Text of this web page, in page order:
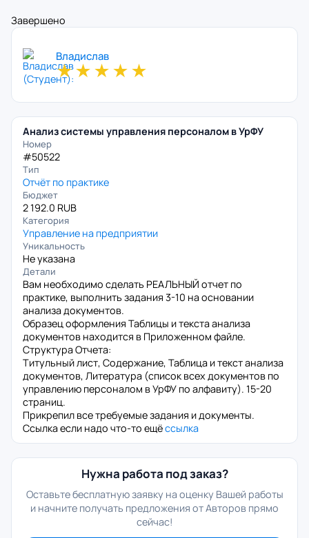
Завершено
Владислав
★★★★★
Анализ системы управления персоналом в УрФУ
Номер
#50522
Тип
Отчёт по практике
Бюджет
2 192.0 RUB
Категория
Управление на предприятии
Уникальность
Не указана
Детали
Вам необходимо сделать РЕАЛЬНЫЙ отчет по
практике, выполнить задания 3-10 на основании
анализа документов.
Образец оформления Таблицы и текста анализа
документов находится в Приложенном файле.
Структура Отчета:
Титульный лист, Содержание, Таблица и текст анализа
документов, Литература (список всех документов по
управлению персоналом в УрФУ по алфавиту). 15-20
страниц.
Прикрепил все требуемые задания и документы.
Ссылка если надо что-то ещёссылка
Нужна работа под заказ?
Оставьте бесплатную заявку на оценку Вашей работы
и начните получать предложения от Авторов прямо
сейчас!